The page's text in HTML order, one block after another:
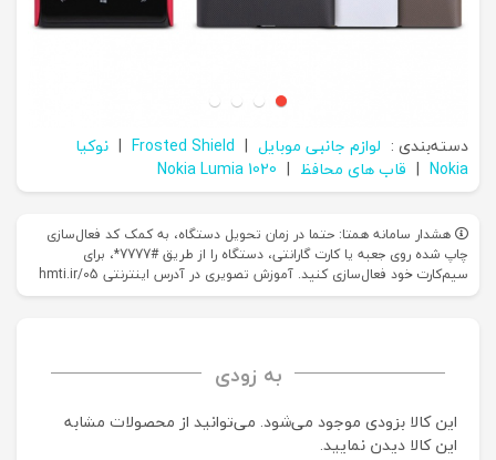
دسته‌بندی : لوازم جانبی موبایل |
Frosted Shield
| نوکیا
Nokia
| قاب های محافظ |
Nokia Lumia 1020
هشدار سامانه همتا: حتما در زمان تحویل دستگاه، به کمک کد فعال‌سازی
چاپ شده روی جعبه یا کارت گارانتی، دستگاه را از طریق #7777*، برای
سیم‌کارت خود فعال‌سازی کنید. آموزش تصویری در آدرس اینترنتی hmti.ir/05
به زودی
این کالا بزودی موجود می‌شود. می‌توانید از محصولات مشابه
این کالا دیدن نمایید.